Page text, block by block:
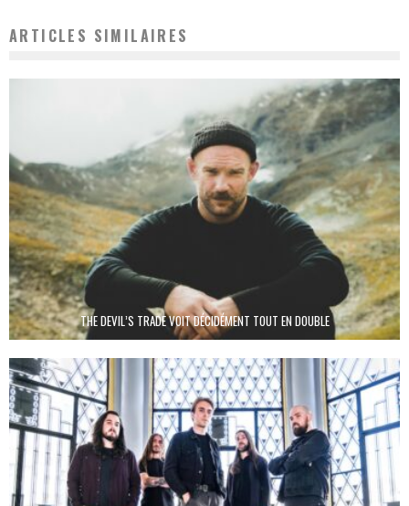
ARTICLES SIMILAIRES
THE DEVIL’S TRADE VOIT DÉCIDÉMENT TOUT EN DOUBLE